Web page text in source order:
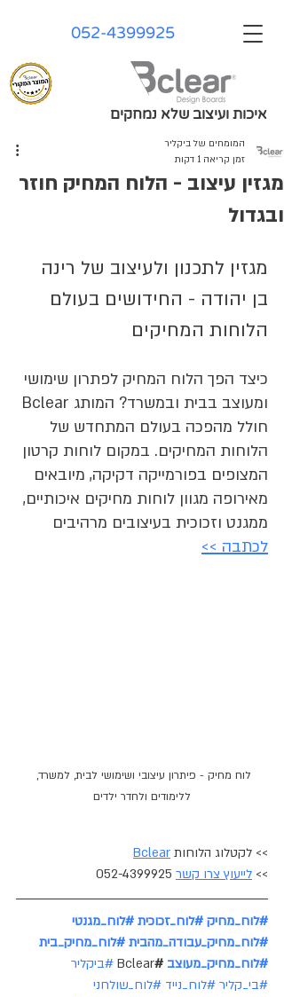
052-4399925
איכות ועיצוב שלא נמחקים
מגזין עיצוב - הלוח המחיק חוזר
ובגדול
המומחים של ביקליר
זמן קריאה 1 דקות
מגזין לתכנון ולעיצוב של רינה
בן יהודה - החידושים בעולם
הלוחות המחיקים
כיצד הפך הלוח המחיק לפתרון שימושי
חולל מהפכה בעולם המתחדש של
הלוחות המחיקים. במקום לוחות קרטון
המצופים בפורמייקה דקיקה, מיובאים
מאירופה מגוון לוחות מחיקים איכותיים,
ממגנט וזכוכית בעיצובים מרהיבים
לכתבה >>
לוח מחיק - פיתרון עיצובי ושימושי לבית, למשרד,
ללימודים ולחדר ילדים
>> לקטלוג הלוחות Bclear
>> לייעוץ צרו קשר
#לוח_מחיק #לוח_זכוכית #לוח_מגנטי
#לוח_מחיק_עבודה_מהבית #לוח_מחיק_בית
#לוח_מחיק_מעוצב #
Bclear #ביקליר
#בי_קליר #לוח_נייד #לוח_שולחני